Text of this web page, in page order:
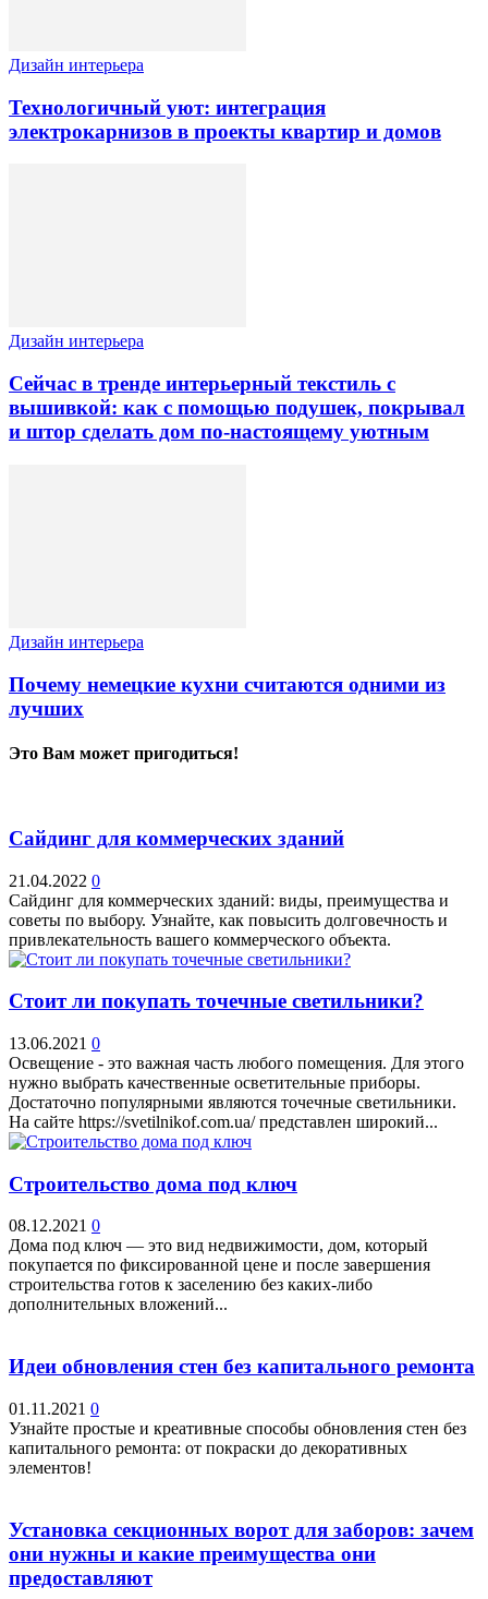
Дизайн интерьера
Технологичный уют: интеграция
электрокарнизов в проекты квартир и домов
Дизайн интерьера
Сейчас в тренде интерьерный текстиль с
вышивкой: как с помощью подушек, покрывал
и штор сделать дом по-настоящему уютным
Дизайн интерьера
Почему немецкие кухни считаются одними из
лучших
Это Вам может пригодиться!
Сайдинг для коммерческих зданий
21.04.2022 0
Сайдинг для коммерческих зданий: виды, преимущества и
советы по выбору. Узнайте, как повысить долговечность и
привлекательность вашего коммерческого объекта.
Стоит ли покупать точечные светильники?
13.06.2021 0
Освещение - это важная часть любого помещения. Для этого
нужно выбрать качественные осветительные приборы.
Достаточно популярными являются точечные светильники.
На сайте https://svetilnikof.com.ua/ представлен широкий...
Строительство дома под ключ
08.12.2021 0
Дома под ключ — это вид недвижимости, дом, который
покупается по фиксированной цене и после завершения
строительства готов к заселению без каких-либо
дополнительных вложений...
Идеи обновления стен без капитального ремонта
01.11.2021 0
Узнайте простые и креативные способы обновления стен без
капитального ремонта: от покраски до декоративных
элементов!
Установка секционных ворот для заборов: зачем
они нужны и какие преимущества они
предоставляют